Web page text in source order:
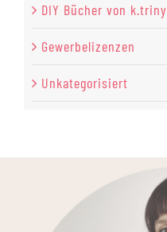
DIY Bücher von k.triny
Gewerbelizenzen
Unkategorisiert